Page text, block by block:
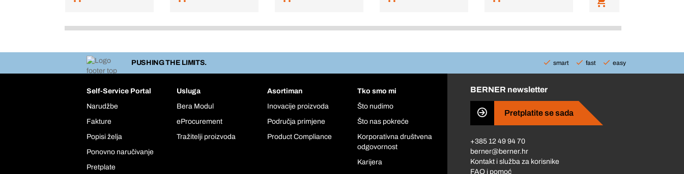
PUSHING THE LIMITS. smart fast easy
Self-Service Portal
Narudžbe
Fakture
Popisi želja
Ponovno naručivanje
Pretplate
Usluga
Bera Modul
eProcurement
Tražitelji proizvoda
Asortiman
Inovacije proizvoda
Područja primjene
Product Compliance
Tko smo mi
Što nudimo
Što nas pokreće
Korporativna društvena
odgovornost
Karijera
BERNER newsletter
Pretplatite se sada
+385 12 49 94 70
berner@berner.hr
Kontakt i služba za korisnike
FAQ i pomoć